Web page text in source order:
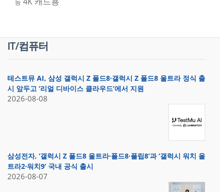
IT/컴퓨터
테스트뮤 AI, 삼성 갤럭시 Z 폴드8·갤럭시 Z 폴드8 울트라 정식 출
시 앞두고 ‘리얼 디바이스 클라우드’에서 지원
2026-08-08
삼성전자, ‘갤럭시 Z 폴드8 울트라·폴드8·플립8’과 ‘갤럭시 워치 울
트라2·워치9’ 국내 공식 출시
2026-08-07